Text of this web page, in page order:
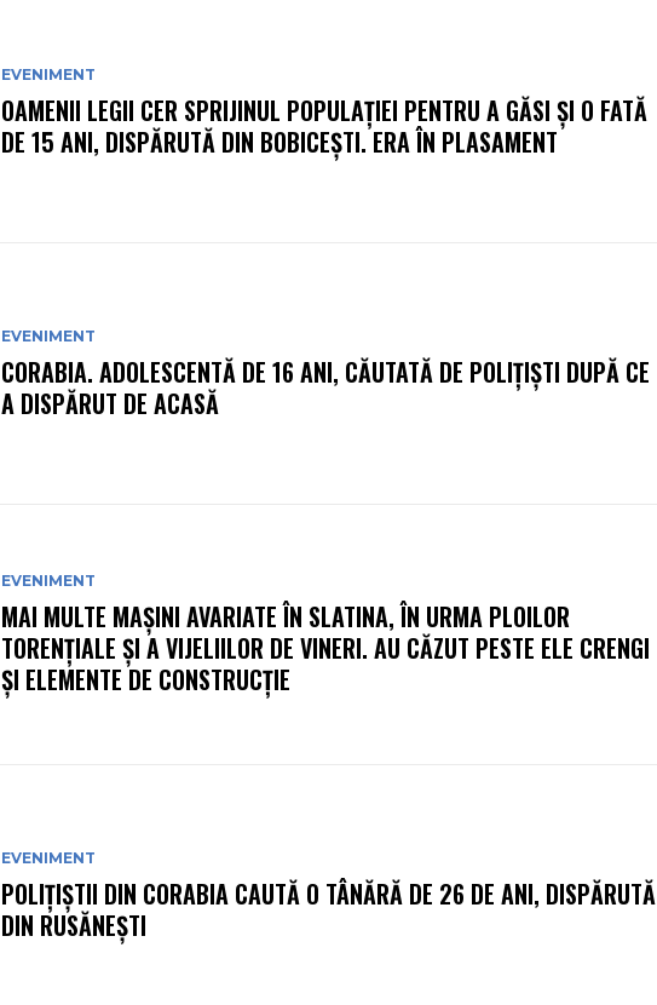
EVENIMENT
OAMENII LEGII CER SPRIJINUL POPULAȚIEI PENTRU A GĂSI ȘI O FATĂ
DE 15 ANI, DISPĂRUTĂ DIN BOBICEȘTI. ERA ÎN PLASAMENT
EVENIMENT
CORABIA. ADOLESCENTĂ DE 16 ANI, CĂUTATĂ DE POLIȚIȘTI DUPĂ CE
A DISPĂRUT DE ACASĂ
EVENIMENT
MAI MULTE MAȘINI AVARIATE ÎN SLATINA, ÎN URMA PLOILOR
TORENȚIALE ȘI A VIJELIILOR DE VINERI. AU CĂZUT PESTE ELE CRENGI
ȘI ELEMENTE DE CONSTRUCȚIE
EVENIMENT
POLIȚIȘTII DIN CORABIA CAUTĂ O TÂNĂRĂ DE 26 DE ANI, DISPĂRUTĂ
DIN RUSĂNEȘTI